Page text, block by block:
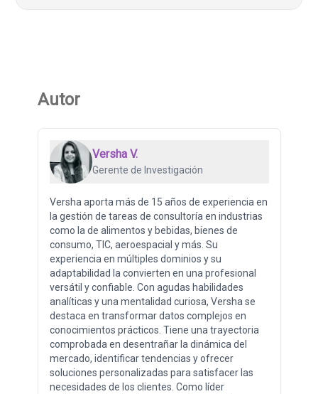
Autor
Versha V.
Gerente de Investigación
Versha aporta más de 15 años de experiencia en
la gestión de tareas de consultoría en industrias
como la de alimentos y bebidas, bienes de
consumo, TIC, aeroespacial y más. Su
experiencia en múltiples dominios y su
adaptabilidad la convierten en una profesional
versátil y confiable. Con agudas habilidades
analíticas y una mentalidad curiosa, Versha se
destaca en transformar datos complejos en
conocimientos prácticos. Tiene una trayectoria
comprobada en desentrañar la dinámica del
mercado, identificar tendencias y ofrecer
soluciones personalizadas para satisfacer las
necesidades de los clientes. Como líder